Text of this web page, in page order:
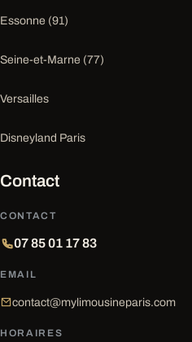
Essonne (91)
Seine-et-Marne (77)
Versailles
Disneyland Paris
Contact
CONTACT
07 85 01 17 83
EMAIL
contact@mylimousineparis.com
HORAIRES